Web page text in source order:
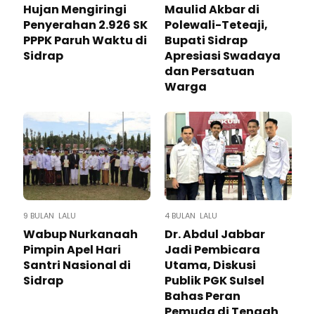
Hujan Mengiringi
Penyerahan 2.926 SK
PPPK Paruh Waktu di
Sidrap
Maulid Akbar di
Polewali-Teteaji,
Bupati Sidrap
Apresiasi Swadaya
dan Persatuan
Warga
9 BULAN LALU
Wabup Nurkanaah
Pimpin Apel Hari
Santri Nasional di
Sidrap
4 BULAN LALU
Dr. Abdul Jabbar
Jadi Pembicara
Utama, Diskusi
Publik PGK Sulsel
Bahas Peran